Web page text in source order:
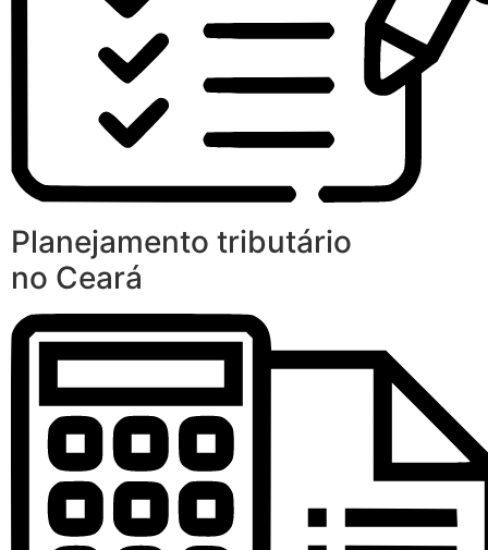
Planejamento tributário
no Ceará